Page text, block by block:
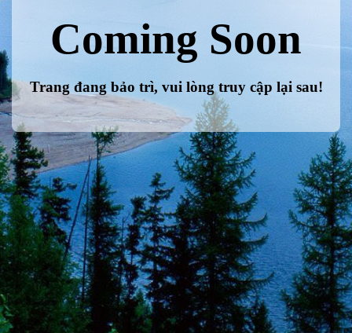
Coming Soon
Trang đang bảo trì, vui lòng truy cập lại sau!